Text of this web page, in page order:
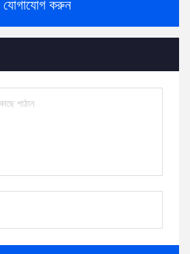
যোগাযোগ করুন